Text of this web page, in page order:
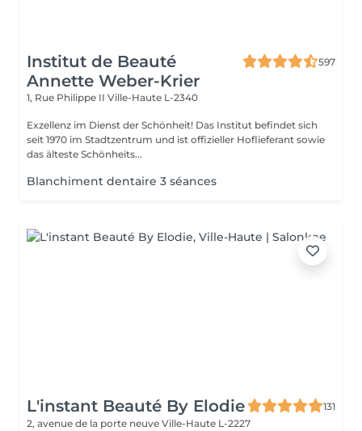
Institut de Beauté
Annette Weber-Krier
597
1, Rue Philippe II Ville-Haute L-2340
Exzellenz im Dienst der Schönheit! Das Institut befindet sich
seit 1970 im Stadtzentrum und ist offizieller Hoflieferant sowie
das älteste Schönheits...
Blanchiment dentaire 3 séances
L'instant Beauté By Elodie
131
2, avenue de la porte neuve Ville-Haute L-2227